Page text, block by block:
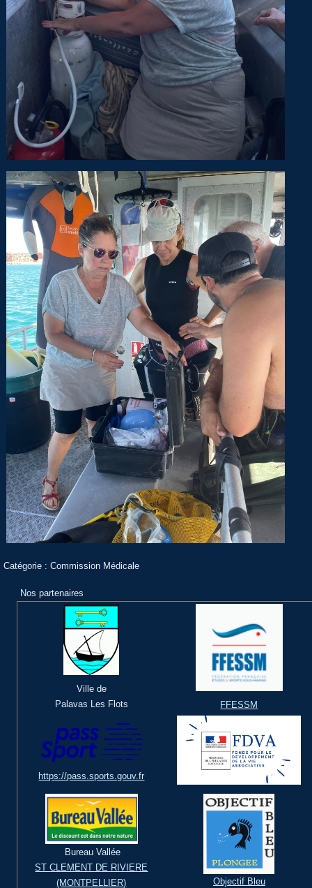
Catégorie :Commission Médicale
Nos partenaires
Ville de
Palavas Les Flots
FFESSM
https://pass.sports.gouv.fr
Bureau Vallée
ST CLEMENT DE RIVIERE
(MONTPELLIER)
Objectif Bleu